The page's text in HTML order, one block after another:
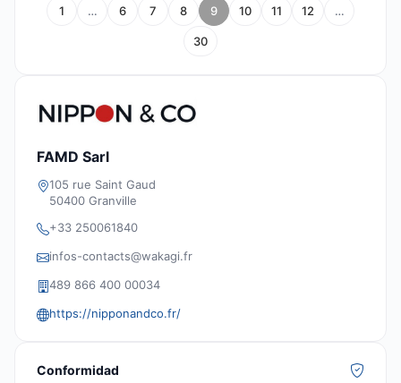
1 … 6 7 8 9 10 11 12 …
30
FAMD Sarl
105 rue Saint Gaud
50400 Granville
+33 250061840
infos-contacts@wakagi.fr
489 866 400 00034
https://nipponandco.fr/
Conformidad